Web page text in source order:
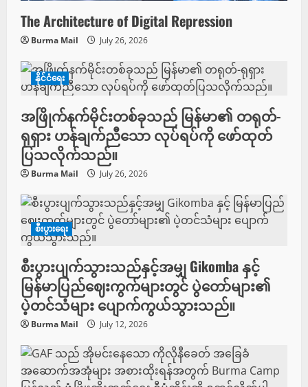
The Architecture of Digital Repression
Burma Mail July 26, 2026
နိုင်ငံရေး
အဖြိုက်နက်မိုင်းတစ်ခုသည် မြန်မာ၏ တရုတ်-
ရုရှား ဟန်ချက်ညီသော လုပ်ရပ်ကို ဖော်ထုတ်
ပြသလိုက်သည်။
Burma Mail July 26, 2026
စီးပွားရေး
စီးပွားပျက်သွားသည်နှင့်အမျှ Gikomba နှင့်
မြန်မာပြည်ဈေးကွက်များတွင် ပွဲတော်များ၏
ပဲ့တင်သံများ ပျောက်ကွယ်သွားသည်။
Burma Mail July 12, 2026